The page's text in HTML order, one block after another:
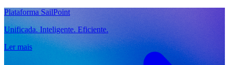
Plataforma SailPoint
Unificada. Inteligente. Eficiente.
Ler mais